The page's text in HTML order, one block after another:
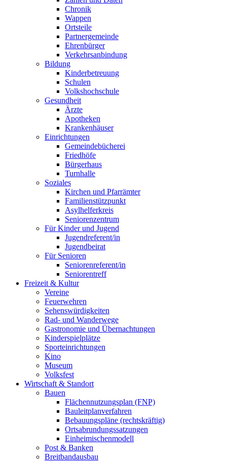
Chronik
Wappen
Ortsteile
Partnergemeinde
Ehrenbürger
Verkehrsanbindung
Bildung
Kinderbetreuung
Schulen
Volkshochschule
Gesundheit
Ärzte
Apotheken
Krankenhäuser
Einrichtungen
Gemeindebücherei
Friedhöfe
Bürgerhaus
Turnhalle
Soziales
Kirchen und Pfarrämter
Familienstützpunkt
Asylhelferkreis
Seniorenzentrum
Für Kinder und Jugend
Jugendreferent/in
Jugendbeirat
Für Senioren
Seniorenreferent/in
Seniorentreff
Freizeit & Kultur
Vereine
Feuerwehren
Sehenswürdigkeiten
Rad- und Wanderwege
Gastronomie und Übernachtungen
Kinderspielplätze
Sporteinrichtungen
Kino
Museum
Volksfest
Wirtschaft & Standort
Bauen
Flächennutzungsplan (FNP)
Bauleitplanverfahren
Bebauungspläne (rechtskräftig)
Ortsabrundungssatzungen
Einheimischenmodell
Post & Banken
Breitbandausbau